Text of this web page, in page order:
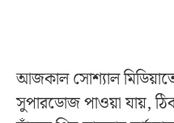
আজকাল সোশ্যাল
সুপারডোজ পাওয়া যায়,